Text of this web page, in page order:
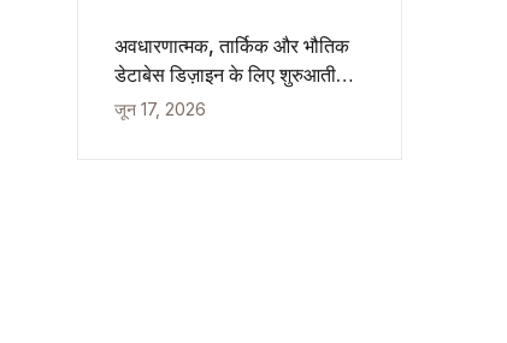
अवधारणात्मक, तार्किक और भौतिक
डेटाबेस डिज़ाइन के लिए शुरुआती
गाइड
जून 17, 2026